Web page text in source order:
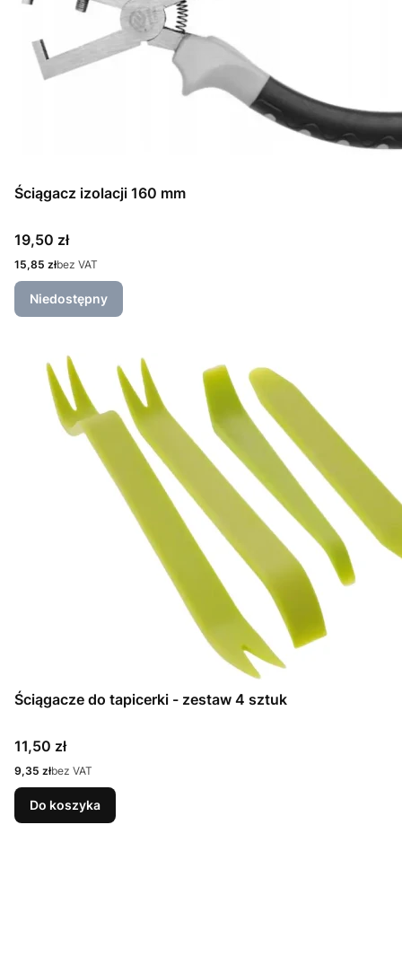
Ściągacz izolacji 160 mm
Cena
19,50 zł
Cena
15,85 złbez VAT
Niedostępny
Ściągacze do tapicerki - zestaw 4 sztuk
Cena
11,50 zł
Cena
9,35 złbez VAT
Do koszyka